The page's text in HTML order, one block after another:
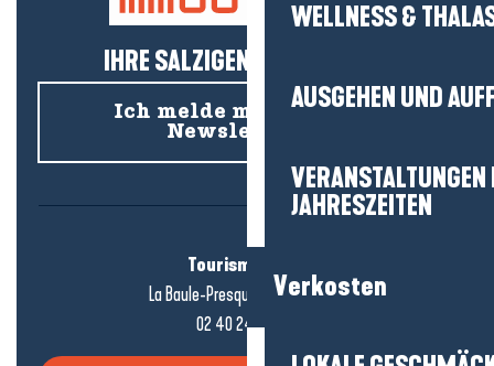
WELLNESS &
AUSGEHEN UND
JAHRESZEITEN
Verkosten
IHRE SALZIGEN NEUIGKEITEN!
Ich melde mich für den
Newsletter an
Tourismusbüro
La Baule-Presqu'île de Guérande
02 40 24 34 44